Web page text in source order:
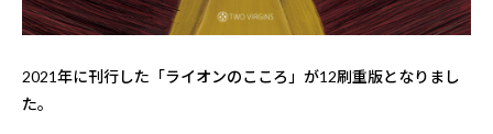
2021年に刊行した「ライオンのこころ」が12刷重版となりまし
た。